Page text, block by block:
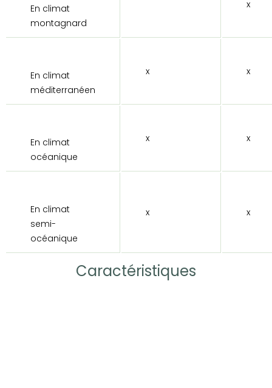
En climat
montagnard
x
En climat
méditerranéen
x x
En climat
océanique
x x
En climat
semi-
océanique
x x
Caractéristiques